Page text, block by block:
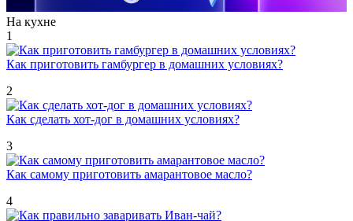
На кухне
1
Как приготовить гамбургер в домашних условиях?
2
Как сделать хот-дог в домашних условиях?
3
Как самому приготовить амарантовое масло?
4